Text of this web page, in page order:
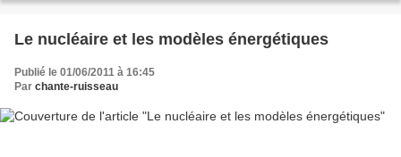
Le nucléaire et les modèles énergétiques
Publié le 01/06/2011 à 16:45
Par chante-ruisseau